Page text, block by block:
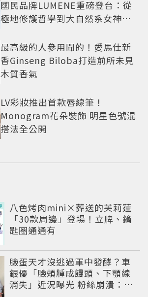
國民品牌LUMENE重磅登台：從
極地修護哲學到大自然系女神莫
最高級的人參用聞的！愛馬仕新
香Ginseng Biloba打造前所未見
木質香氣
LV彩妝推出首款唇線筆！
Monogram花朵裝飾 明星色號混
搭法全公開
八色烤肉mini×葬送的芙莉蓮
「30款周邊」登場！立牌、鑰
匙圈通通有
臉蛋天才沒逃過軍中發酵？車
銀優「臉頰腫成饅頭、下顎線
消失」近況曝光 粉絲崩潰：空